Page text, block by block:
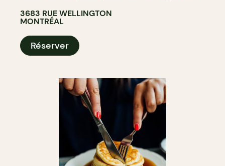
3683 RUE WELLINGTON
MONTRÉAL
Réserver